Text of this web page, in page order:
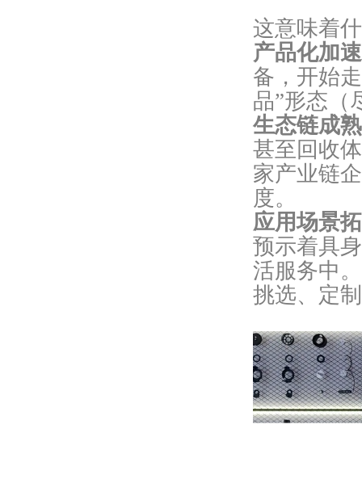
这意味着
产品化加
备，开始
品”形态（
生态链成
甚至回收
家产业链
度。
应用场景
预示着具
活服务中
挑选、定